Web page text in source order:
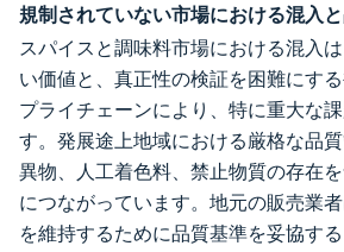
規制されていない市場における混入
スパイスと調味料市場における混入
い価値と、真正性の検証を困難にす
プライチェーンにより、特に重大な
す。発展途上地域における厳格な品質
異物、人工着色料、禁止物質の存在
につながっています。地元の販売業
を維持するために品質基準を妥協す